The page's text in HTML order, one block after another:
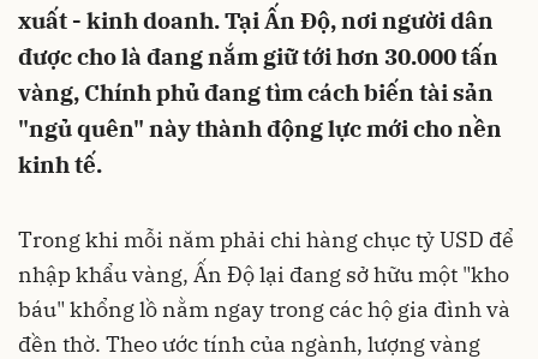
xuất - kinh doanh. Tại Ấn Độ, nơi người dân
được cho là đang nắm giữ tới hơn 30.000 tấn
vàng, Chính phủ đang tìm cách biến tài sản
"ngủ quên" này thành động lực mới cho nền
kinh tế.
Trong khi mỗi năm phải chi hàng chục tỷ USD để
nhập khẩu vàng, Ấn Độ lại đang sở hữu một "kho
báu" khổng lồ nằm ngay trong các hộ gia đình và
đền thờ. Theo ước tính của ngành, lượng vàng